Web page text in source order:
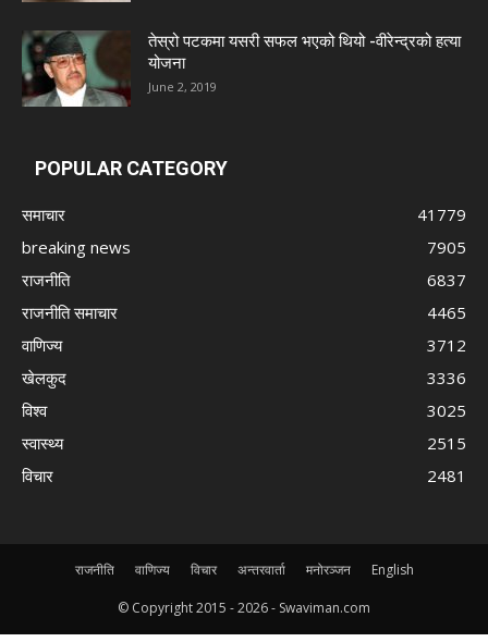
तेस्रो पटकमा यसरी सफल भएको थियो -वीरेन्द्रको हत्या
योजना
June 2, 2019
POPULAR CATEGORY
समाचार
41779
breaking news
7905
राजनीति
6837
राजनीति समाचार
4465
वाणिज्य
3712
खेलकुद
3336
विश्व
3025
स्वास्थ्य
2515
विचार
2481
राजनीति वाणिज्य विचार अन्तरवार्ता मनोरञ्जन English
© Copyright 2015 -2026 - Swaviman.com